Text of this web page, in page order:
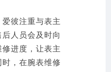
彼注重与表主
人员会及时向
进度，让表主
，在腕表维修